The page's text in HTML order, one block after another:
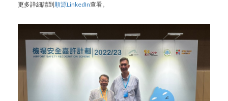
更多詳細請到順源LinkedIn查看。